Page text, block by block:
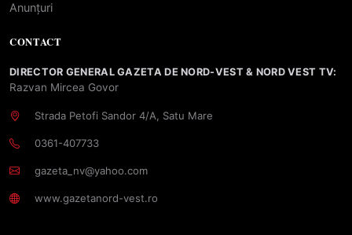
Anunțuri
CONTACT
DIRECTOR GENERAL GAZETA DE NORD-VEST & NORD VEST TV:
Razvan Mircea Govor
Strada Petofi Sandor 4/A, Satu Mare
0361-407733
gazeta_nv@yahoo.com
www.gazetanord-vest.ro